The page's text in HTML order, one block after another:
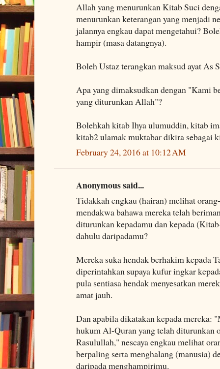
Allah yang menurunkan Kitab Suci
menurunkan keterangan yang menjadi
jalannya engkau dapat mengetahui?
hampir (masa datangnya).
Boleh Ustaz terangkan maksud ayat As
Apa yang dimaksudkan dengan "Kami
yang diturunkan Allah"?
Bolehkah kitab Ihya ulumuddin, kitab
kitab2 ulamak muktabar dikira sebagai
February 24, 2016 at 10:12 AM
Anonymous said...
Tidakkah engkau (hairan) melihat
mendakwa bahawa mereka telah
diturunkan kepadamu dan kepada
dahulu daripadamu?
Mereka suka hendak berhakim kepada
diperintahkan supaya kufur ingkar
pula sentiasa hendak menyesatkan
amat jauh.
Dan apabila dikatakan kepada mereka:
hukum Al-Quran yang telah diturunkan
Rasulullah," nescaya engkau melihat
berpaling serta menghalang (manusia)
daripada menghampirimu.